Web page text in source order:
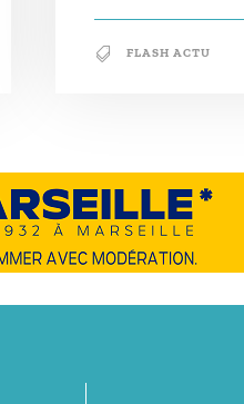
FLASH ACTU